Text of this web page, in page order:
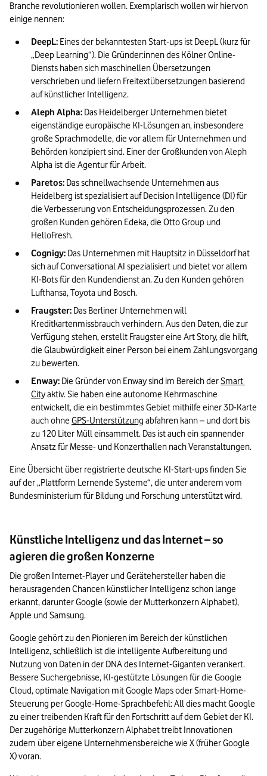
Branche revolutionieren wollen. Exemplarisch wollen wir hiervon
einige nennen:
DeepL: Eines der bekanntesten Start-ups ist DeepL (kurz für
„Deep Learning“). Die Gründer:innen des Kölner Online-
Diensts haben sich maschinellen Übersetzungen
verschrieben und liefern Freitextübersetzungen basierend
auf künstlicher Intelligenz.
Aleph Alpha: Das Heidelberger Unternehmen bietet
eigenständige europäische KI-Lösungen an, insbesondere
große Sprachmodelle, die vor allem für Unternehmen und
Behörden konzipiert sind. Einer der Großkunden von Aleph
Alpha ist die Agentur für Arbeit.
Paretos: Das schnellwachsende Unternehmen aus
Heidelberg ist spezialisiert auf Decision Intelligence (DI) für
die Verbesserung von Entscheidungsprozessen. Zu den
großen Kunden gehören Edeka, die Otto Group und
HelloFresh.
Cognigy: Das Unternehmen mit Hauptsitz in Düsseldorf hat
sich auf Conversational AI spezialisiert und bietet vor allem
KI-Bots für den Kundendienst an. Zu den Kunden gehören
Lufthansa, Toyota und Bosch.
Fraugster: Das Berliner Unternehmen will
Kreditkartenmissbrauch verhindern. Aus den Daten, die zur
Verfügung stehen, erstellt Fraugster eine Art Story, die hilft,
die Glaubwürdigkeit einer Person bei einem Zahlungsvorgang
zu bewerten.
Enway: Die Gründer von Enway sind im Bereich der Smart
City aktiv. Sie haben eine autonome Kehrmaschine
entwickelt, die ein bestimmtes Gebiet mithilfe einer 3D-Karte
auch ohne GPS-Unterstützung abfahren kann – und dort bis
zu 120 Liter Müll einsammelt. Das ist auch ein spannender
Ansatz für Messe- und Konzerthallen nach Veranstaltungen.
Eine Übersicht über registrierte deutsche KI-Start-ups finden Sie
auf der „Plattform Lernende Systeme“, die unter anderem vom
Bundesministerium für Bildung und Forschung unterstützt wird.
Künstliche Intelligenz und das Internet – so
agieren die großen Konzerne
Die großen Internet-Player und Gerätehersteller haben die
herausragenden Chancen künstlicher Intelligenz schon lange
erkannt, darunter Google (sowie der Mutterkonzern Alphabet),
Apple und Samsung.
Google gehört zu den Pionieren im Bereich der künstlichen
Intelligenz, schließlich ist die intelligente Aufbereitung und
Nutzung von Daten in der DNA des Internet-Giganten verankert.
Bessere Suchergebnisse, KI-gestützte Lösungen für die Google
Cloud, optimale Navigation mit Google Maps oder Smart-Home-
Steuerung per Google-Home-Sprachbefehl: All dies macht Google
zu einer treibenden Kraft für den Fortschritt auf dem Gebiet der KI.
Der zugehörige Mutterkonzern Alphabet treibt Innovationen
zudem über eigene Unternehmensbereiche wie X (früher Google
X) voran.